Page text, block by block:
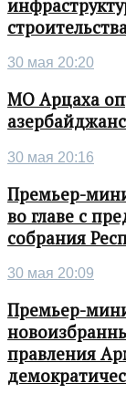
30 мая 20:20
МО Арцаха
30 мая 20:16
Премьер-
во главе с
собрания
30 мая 20:09
Премьер-
правления